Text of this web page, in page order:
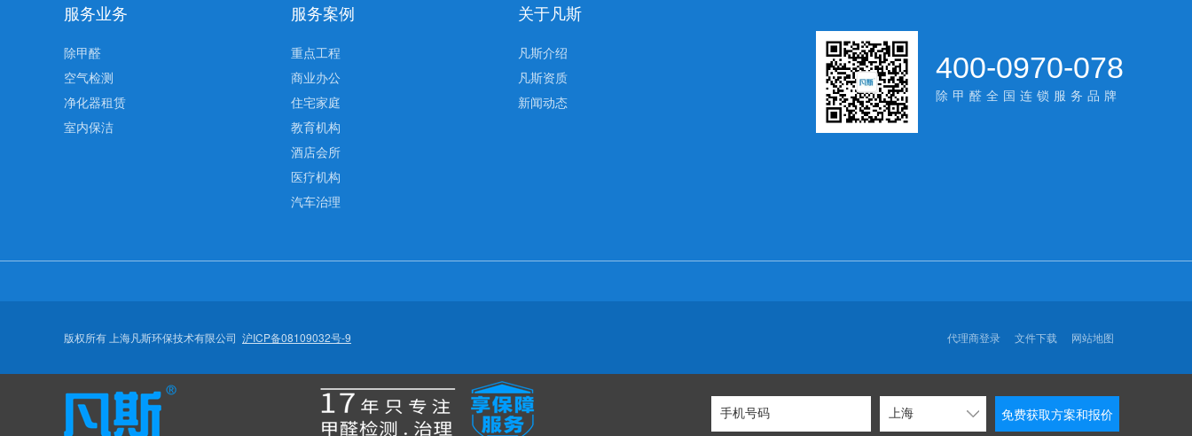
服务业务
除甲醛
空气检测
净化器租赁
室内保洁
服务案例
重点工程
商业办公
住宅家庭
教育机构
酒店会所
医疗机构
汽车治理
关于凡斯
凡斯介绍
凡斯资质
新闻动态
400-0970-078
除甲醛全国连锁服务品牌
版权所有 上海凡斯环保技术有限公司 沪ICP备08109032号-9 代理商登录 文件下载 网站地图
免费获取方案和报价